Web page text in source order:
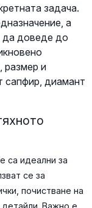
задача.
а
да доведе до
размер и
сапфир, диамант
са идеални за
се за
почистване на
Важно е